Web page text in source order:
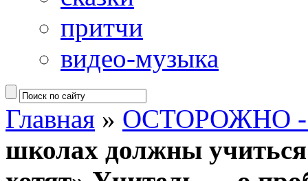
притчи
видео-музыка
Главная » ОСТОРОЖНО
школах должны учиться